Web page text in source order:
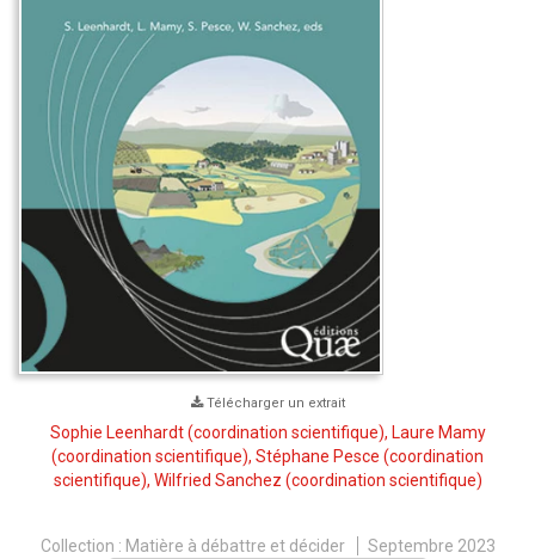
Télécharger un extrait
Sophie Leenhardt(coordination scientifique), Laure Mamy
(coordination scientifique), Stéphane Pesce (coordination
scientifique), Wilfried Sanchez (coordination scientifique)
Collection : Matière à débattre et décider
Septembre 2023